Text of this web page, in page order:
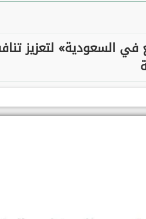
السعودية» لتعزيز